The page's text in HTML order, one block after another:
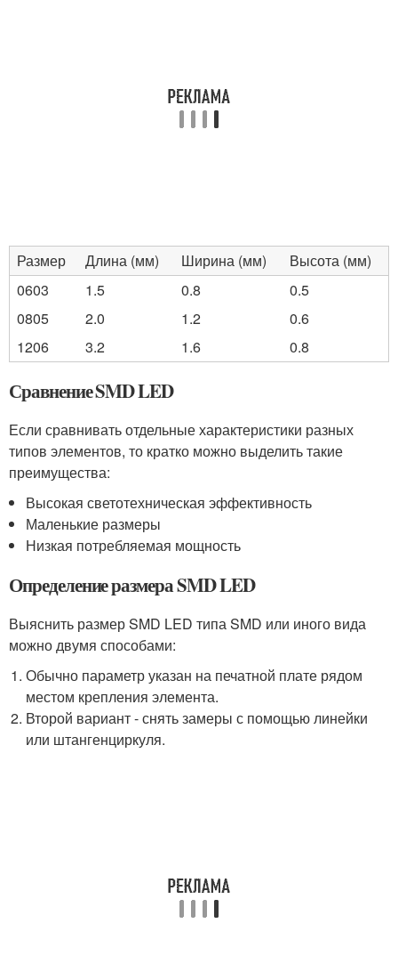
Размер Длина (мм) Ширина (мм)
Высота (мм)
0603
1.5 0.8
0.5
0805
2.0 1.2
0.6
1206
3.2 1.6 0.8
Сравнение SMD LED
Если сравнивать отдельные характеристики разных
типов элементов, то кратко можно выделить такие
преимущества:
Высокая светотехническая эффективность
Маленькие размеры
Низкая потребляемая мощность
Определение размера SMD LED
Выяснить размер SMD LED типа SMD или иного вида
можно двумя способами:
Обычно параметр указан на печатной плате рядом
местом крепления элемента.
Второй вариант - снять замеры с помощью линейки
или штангенциркуля.